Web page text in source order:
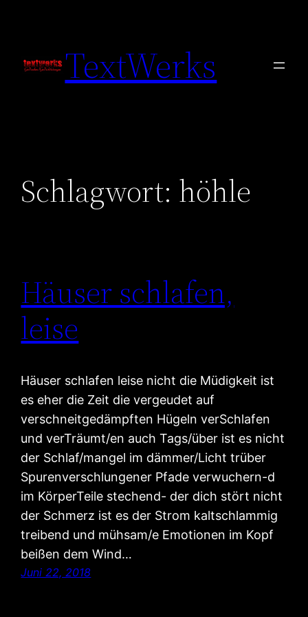
TextWerks
Schlagwort: höhle
Häuser schlafen,
leise
Häuser schlafen leise nicht die Müdigkeit ist
es eher die Zeit die vergeudet auf
verschneitgedämpften Hügeln verSchlafen
und verTräumt/en auch Tags/über ist es nicht
der Schlaf/mangel im dämmer/Licht trüber
Spurenverschlungener Pfade verwuchern-d
im KörperTeile stechend- der dich stört nicht
der Schmerz ist es der Strom kaltschlammig
treibend und mühsam/e Emotionen im Kopf
beißen dem Wind…
Juni 22, 2018